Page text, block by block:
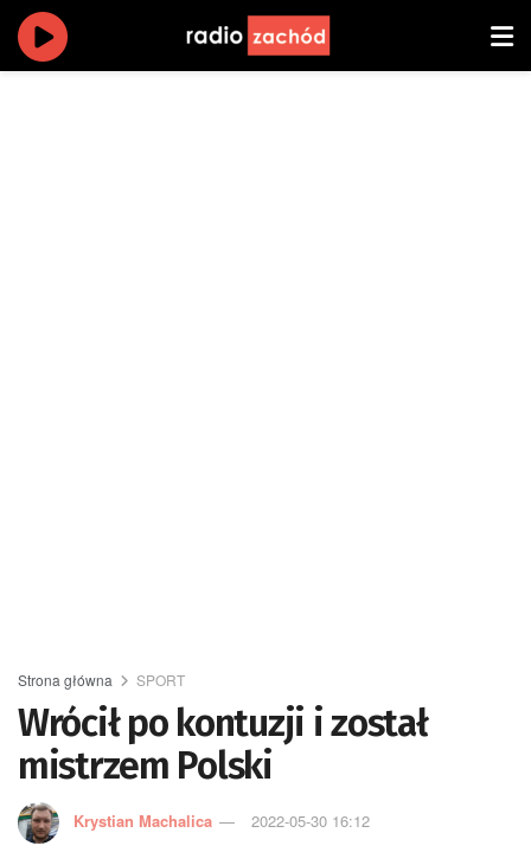
Strona główna SPORT
Wrócił po kontuzji i został
mistrzem Polski
Krystian Machalica 2022-05-30 16:12